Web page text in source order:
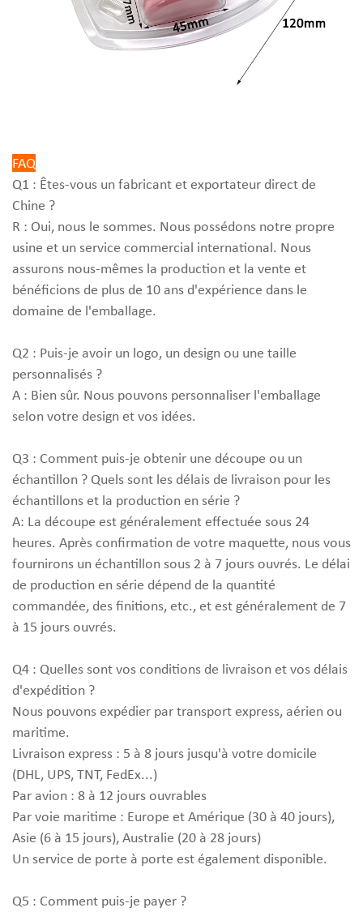
FAQ
Q1 : Êtes-vous un fabricant et exportateur direct de
Chine ?
R : Oui, nous le sommes. Nous possédons notre propre
usine et un service commercial international. Nous
assurons nous-mêmes la production et la vente et
bénéficions de plus de 10 ans d'expérience dans le
domaine de l'emballage.
Q2 : Puis-je avoir un logo, un design ou une taille
personnalisés ?
A : Bien sûr. Nous pouvons personnaliser l'emballage
selon votre design et vos idées.
Q3 : Comment puis-je obtenir une découpe ou un
échantillon ? Quels sont les délais de livraison pour les
échantillons et la production en série ?
A: La découpe est généralement effectuée sous 24
heures. Après confirmation de votre maquette, nous vous
fournirons un échantillon sous 2 à 7 jours ouvrés. Le délai
de production en série dépend de la quantité
commandée, des finitions, etc., et est généralement de 7
à 15 jours ouvrés.
Q4 : Quelles sont vos conditions de livraison et vos délais
d'expédition ?
Nous pouvons expédier par transport express, aérien ou
maritime.
Livraison express : 5 à 8 jours jusqu'à votre domicile
(DHL, UPS, TNT, FedEx...)
Par avion : 8 à 12 jours ouvrables
Par voie maritime : Europe et Amérique (30 à 40 jours),
Asie (6 à 15 jours), Australie (20 à 28 jours)
Un service de porte à porte est également disponible.
Q5 : Comment puis-je payer ?